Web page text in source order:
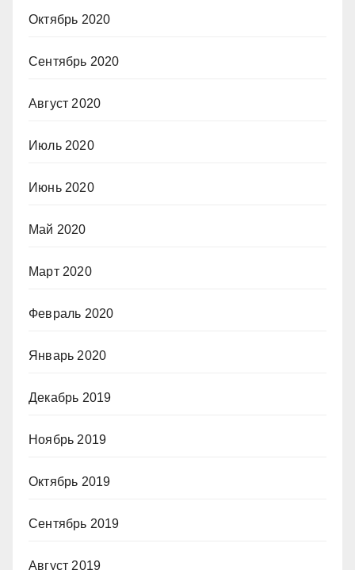
Октябрь 2020
Сентябрь 2020
Август 2020
Июль 2020
Июнь 2020
Май 2020
Март 2020
Февраль 2020
Январь 2020
Декабрь 2019
Ноябрь 2019
Октябрь 2019
Сентябрь 2019
Август 2019